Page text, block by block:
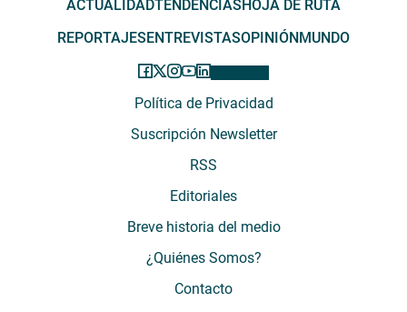
ACTUALIDADTENDENCIASHOJA DE RUTA
REPORTAJESENTREVISTASOPINIÓNMUNDO
Política de Privacidad
Suscripción Newsletter
RSS
Editoriales
Breve historia del medio
¿Quiénes Somos?
Contacto